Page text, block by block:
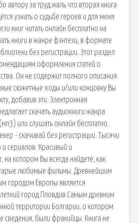
автору за труд.жаль что вторая книга
узнать о судьбе героев и для меня
книг читать онлайн бесплатно на
книги в жанре фэнтези, в формате
без регистрации. Этот раздел
оформления статей о
Он не содержит полного описания
сюжетные ходы и/или концовку.Вы
добавив эти. Электронная
скачать аудиокниги жанра
или слушать онлайн бесплатно.
- скачивай без регистрации. Тысячи
сериалов. Красивый и
на котором Вы всегда найдете, как
любимые фильмы. Древнейшим
городом Европы является
город Пловдив.Самым древним
территории Болгарии, о котором
сведения, были фракийцы. Книга не